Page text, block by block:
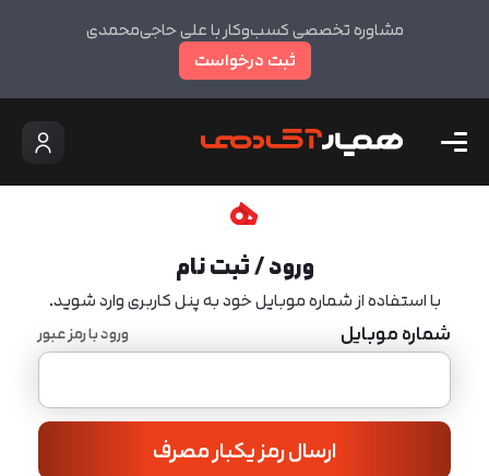
مشاوره تخصصی کسب‌وکار با علی حاجی‌محمدی
ثبت درخواست
ورود / ثبت نام
با استفاده از شماره موبایل خود به پنل کاربری وارد شوید.
شماره موبایل ورود با رمز عبور
ارسال رمز یکبار مصرف